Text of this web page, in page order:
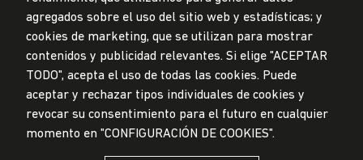
Todos los derechos reservados
Diseñado porPartners
LA UNIVERSIDAD DE LIMA ES MIEMBRO DE
agregados sobre el uso del sitio web y estadísticas; y
cookies de marketing, que se utilizan para mostrar
contenidos y publicidad relevantes. Si elige "ACEPTAR
TODO", acepta el uso de todas las cookies. Puede
aceptar y rechazar tipos individuales de cookies y
revocar su consentimiento para el futuro en cualquier
momento en "CONFIGURACIÓN DE COOKIES".